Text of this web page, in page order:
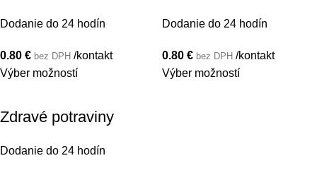
Dodanie do 24 hodín
0.80 € bez DPH /kontakt
Výber možností
Dodanie do 24 hodín
0.80 € bez DPH /kontakt
Výber možností
Zdravé potraviny
Dodanie do 24 hodín